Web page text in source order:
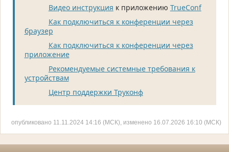
Видео инструкция к приложению TrueConf
Как подключиться к конференции через
браузер
Как подключиться к конференции через
приложение
Рекомендуемые системные требования к
устройствам
Центр поддержки Труконф
опубликовано 11.11.2024 14:16 (МСК), изменено 16.07.2026 16:10 (МСК)